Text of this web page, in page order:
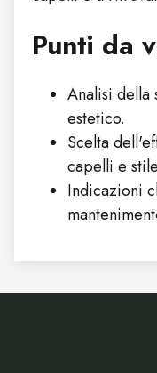
Punti da
Analisi
estetico.
Scelta
capelli e
Indicazioni